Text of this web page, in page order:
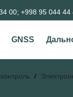
00; +998 95 044 44
GNSS